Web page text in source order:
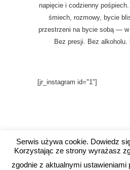
napięcie i codzienny
śmiech, rozmowy, bycie
przestrzeni na bycie sobą — w
Bez presji. Bez alkoholu.
[jr_instagram id="1"]
Copyright @ 2016 Wysokie
Serwis używa cookie. Dowiedz
Korzystając ze strony wyrażasz
zgodnie z aktualnymi ustawieniami